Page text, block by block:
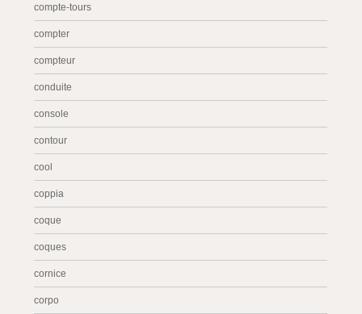
compte-tours
compter
compteur
conduite
console
contour
cool
coppia
coque
coques
cornice
corpo